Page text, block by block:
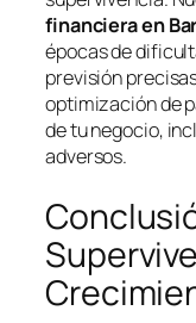
financiera en
épocas de
previsión
optimización de
de tu negocio,
adversos.